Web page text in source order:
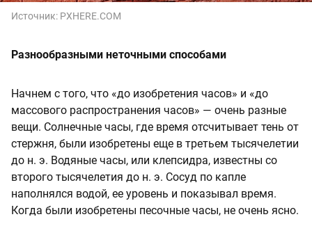
Источник: PXHERE.COM
Разнообразными неточными способами
Начнем с того, что «до изобретения часов» и «до
массового распространения часов» — очень разные
вещи. Солнечные часы, где время отсчитывает тень от
стержня, были изобретены еще в третьем тысячелетии
до н. э. Водяные часы, или клепсидра, известны со
второго тысячелетия до н. э. Сосуд по капле
наполнялся водой, ее уровень и показывал время.
Когда были изобретены песочные часы, не очень ясно.